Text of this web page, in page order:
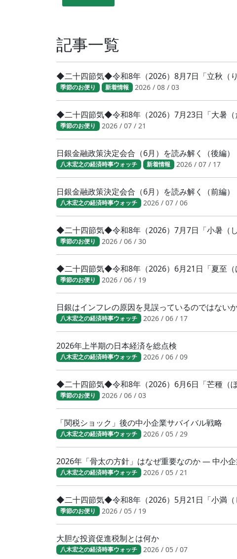
記事一覧
◆二十四節気◆令和8年（2026）8月7日「立秋（
季節のお便り 新着情報 2026 / 08 / 03
◆二十四節気◆令和8年（2026）7月23日「大暑
季節のお便り 2026 / 07 / 21
日銀金融政策決定会合（6月）を読み解く（後編）
八木宏之の経済時事ウォッチ 新着情報 2026 / 07 / 17
日銀金融政策決定会合（6月）を読み解く（前編）
八木宏之の経済時事ウォッチ 2026 / 07 / 06
◆二十四節気◆令和8年（2026）7月7日「小暑（
季節のお便り 2026 / 06 / 30
◆二十四節気◆令和8年（2026）6月21日「夏至
季節のお便り 2026 / 06 / 19
日銀はインフレの原因を見誤っているのではない
八木宏之の経済時事ウォッチ 2026 / 06 / 17
2026年上半期の日本経済を総点検
八木宏之の経済時事ウォッチ 2026 / 06 / 09
◆二十四節気◆令和8年（2026）6月6日「芒種（
季節のお便り 2026 / 06 / 03
「関税ショック」後の中小企業サバイバル戦略
八木宏之の経済時事ウォッチ 2026 / 05 / 29
2026年「骨太の方針」はなぜ重要なのか ― 中小
八木宏之の経済時事ウォッチ 2026 / 05 / 21
◆二十四節気◆令和8年（2026）5月21日「小満
季節のお便り 2026 / 05 / 19
大胆な投資促進税制とは何か
八木宏之の経済時事ウォッチ 2026 / 05 / 07